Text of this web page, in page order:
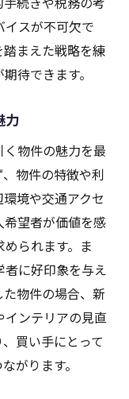
スが不可欠で
まえた戦略を練
待できます。
力
物件の魅力を最
物件の特徴や利
境や交通アクセ
望者が価値を感
られます。ま
に好印象を与え
物件の場合、新
インテリアの見直
買い手にとって
がります。